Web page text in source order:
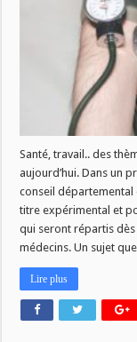
Santé, travail.. des
aujourd’hui. Dans un
conseil départemental
titre expérimental et
qui seront répartis
médecins. Un sujet
Lire plus